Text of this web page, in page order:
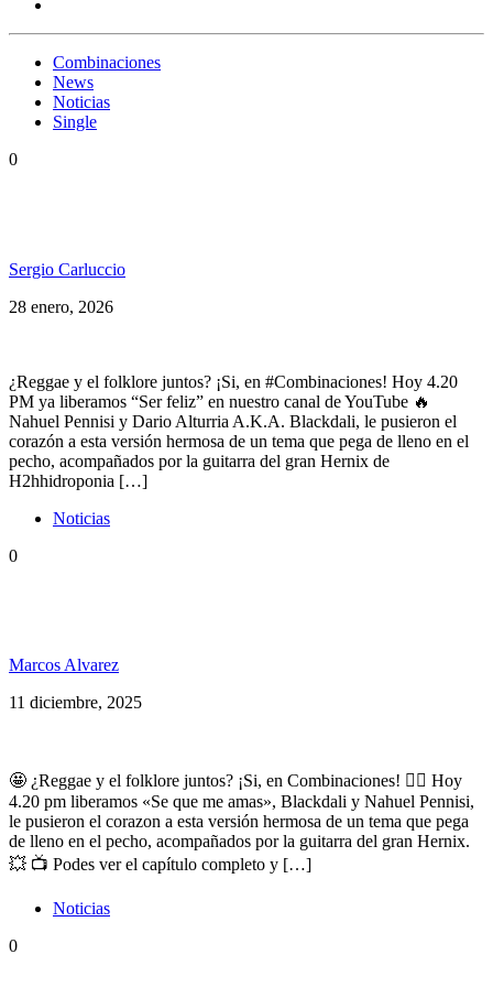
Combinaciones
News
Noticias
Single
0
Sergio Carluccio
28 enero, 2026
¿Reggae y el folklore juntos? ¡Si, en #Combinaciones! Hoy 4.20
PM ya liberamos “Ser feliz” en nuestro canal de YouTube 🔥
Nahuel Pennisi y Dario Alturria A.K.A. Blackdali, le pusieron el
corazón a esta versión hermosa de un tema que pega de lleno en el
pecho, acompañados por la guitarra del gran Hernix de
H2hhidroponia […]
Noticias
0
Marcos Alvarez
11 diciembre, 2025
🤩 ¿Reggae y el folklore juntos? ¡Si, en Combinaciones! 👌🏼 Hoy
4.20 pm liberamos «Se que me amas», Blackdali y Nahuel Pennisi,
le pusieron el corazon a esta versión hermosa de un tema que pega
de lleno en el pecho, acompañados por la guitarra del gran Hernix.
💥 📺 Podes ver el capítulo completo y […]
Noticias
0